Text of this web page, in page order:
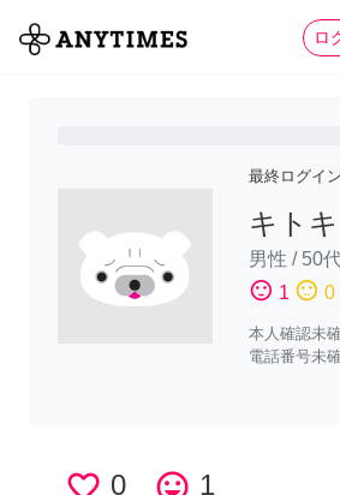
ロ
全て
最終ログイ
キト
男性 / 50
sentiment_satisfied 1 sentiment_neutral 0
本人確認未
電話番号未
favorite_border 0 tag_faces 1